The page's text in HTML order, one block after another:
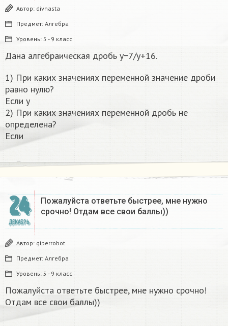
Автор: divnasta
Предмет: Алгебра
Уровень: 5 - 9 класс
Дана алгебраическая дробь y−7/y+16.
1) При каких значениях переменной значение дроби
равно нулю?
Если y
2) При каких значениях переменной дробь не
определена?
Если
24
ДЕКАБРЬ
Пожалуйста ответьте быстрее, мне нужно
срочно! Отдам все свои баллы))
Автор: giperrobot
Предмет: Алгебра
Уровень: 5 - 9 класс
Пожалуйста ответьте быстрее, мне нужно срочно!
Отдам все свои баллы))